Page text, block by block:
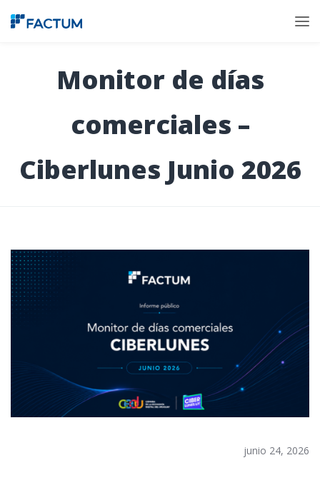
Monitor de días
comerciales –
Ciberlunes Junio 2026
junio 24, 2026